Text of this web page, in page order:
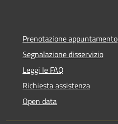
Prenotazione appuntamento
Segnalazione disservizio
Leggi le FAQ
Richiesta assistenza
Open data